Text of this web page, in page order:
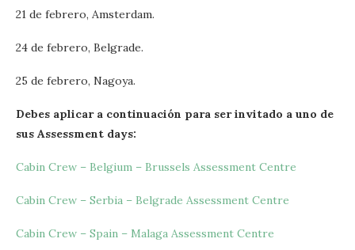
21 de febrero, Amsterdam.
24 de febrero, Belgrade.
25 de febrero, Nagoya.
Debes aplicar a continuación para ser invitado a uno de
sus Assessment days:
Cabin Crew – Belgium – Brussels Assessment Centre
Cabin Crew – Serbia – Belgrade Assessment Centre
Cabin Crew – Spain – Malaga Assessment Centre